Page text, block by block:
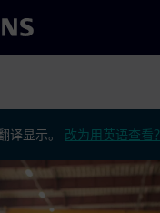
译显示。 改为用英语查看？